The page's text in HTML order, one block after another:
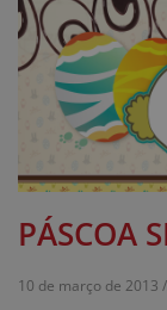
PÁSCOA
10 de março de 2013